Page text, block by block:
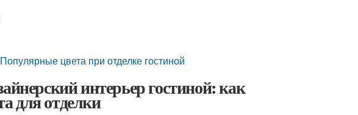
цвета при отделке гостиной
интерьер гостиной: как
для отделки